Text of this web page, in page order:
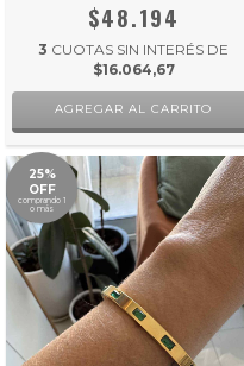
$48.194
3 CUOTAS SIN INTERÉS DE
$16.064,67
25%
OFF
comprando 1
o más